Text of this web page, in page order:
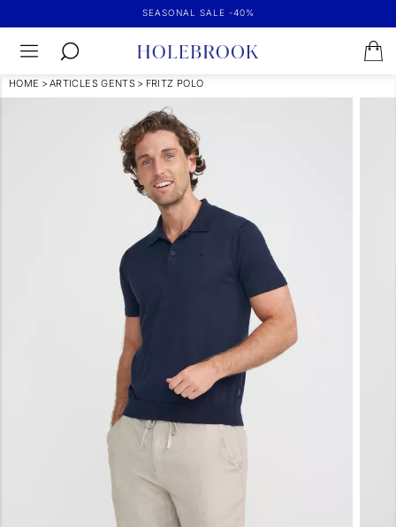
SEASONAL SALE -40%
HOME > ARTICLES GENTS > FRITZ POLO